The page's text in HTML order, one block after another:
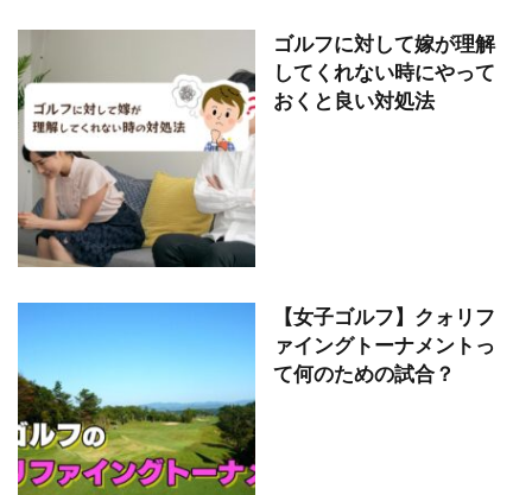
ゴルフに対して嫁が理解
してくれない時にやって
おくと良い対処法
【女子ゴルフ】クォリフ
ァイングトーナメントっ
て何のための試合？